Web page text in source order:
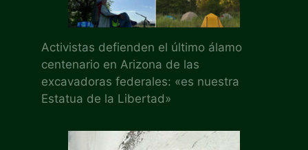
Activistas defienden el último álamo
centenario en Arizona de las
excavadoras federales: «es nuestra
Estatua de la Libertad»